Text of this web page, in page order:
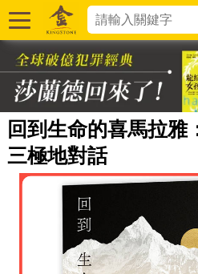
回到生命的喜馬拉雅
三極地對話